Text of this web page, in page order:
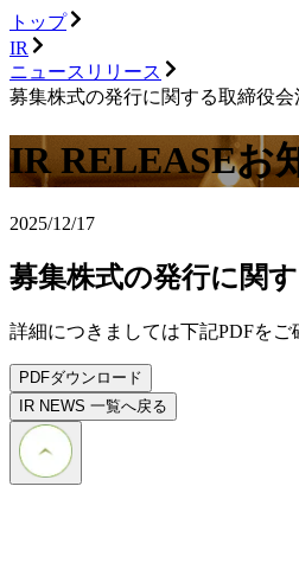
トップ
IR
ニュースリリース
募集株式の発行に関する取締役
IR RELEASEお
2025/12/17
募集株式の発行に関
詳細につきましては下記PDFをご
PDFダウンロード
IR NEWS 一覧へ戻る